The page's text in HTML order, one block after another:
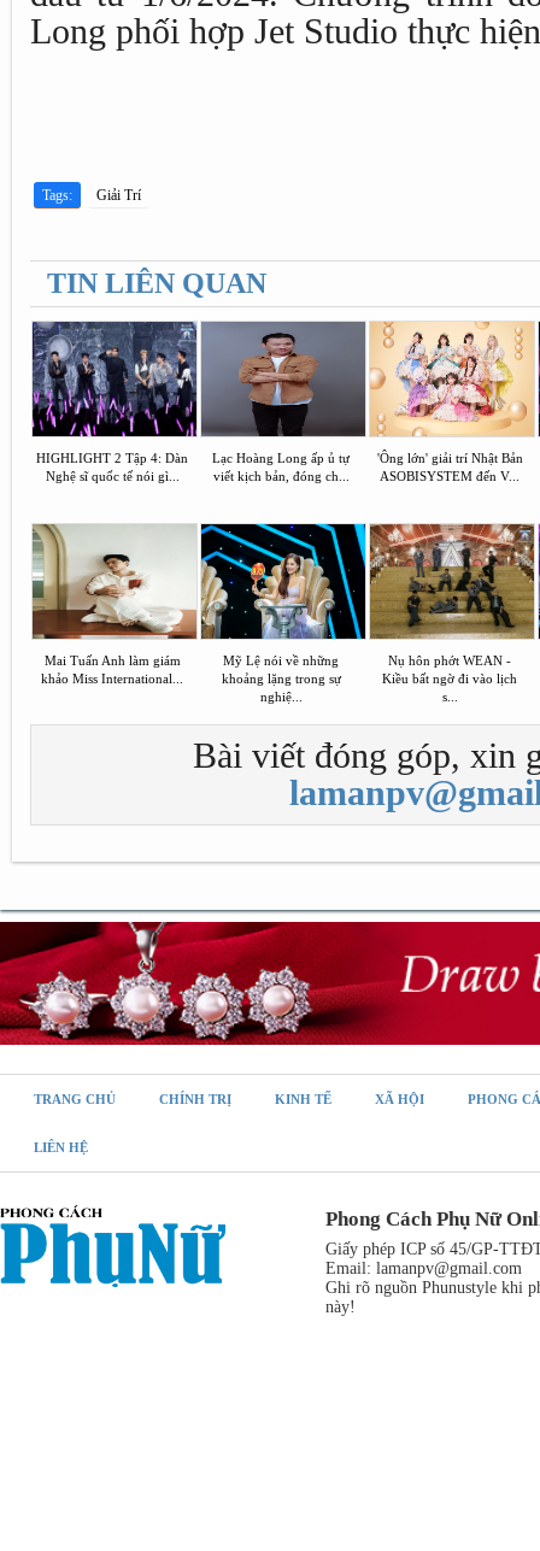
Long phối hợp Jet Studio thực
Tags: Giải Trí
TIN LIÊN QUAN
HIGHLIGHT 2 Tập 4: Dàn
Nghệ sĩ quốc tế nói gì...
Lạc Hoàng Long ấp ủ tự
viết kịch bản, đóng ch...
'Ông lớn' giải trí Nhật Bản
ASOBISYSTEM đến V...
Mai Tuấn Anh làm giám
khảo Miss International...
Mỹ Lệ nói về những
khoảng lặng trong sự
nghiệ...
Nụ hôn phớt WEAN -
Kiều bất ngờ đi vào lịch
s...
Bài viết đóng góp, xin
TRANG CHỦ CHÍNH TRỊ KINH TẾ XÃ HỘI PHONG
LIÊN HỆ
Phong Cách Phụ Nữ
Giấy phép ICP số 45/GP-
Email: lamanpv@gmail.com
Ghi rõ nguồn Phunustyle khi
này!